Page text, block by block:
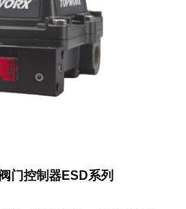
门控制器ESD系列